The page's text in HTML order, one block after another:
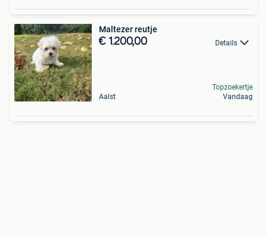
Maltezer reutje
€ 1.200,00 Details
Aalst
Topzoekertje
Vandaag